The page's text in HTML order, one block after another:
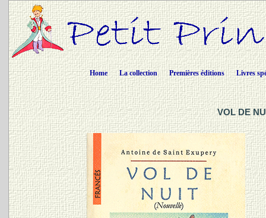
Home La collection Premières éditions Livres
VOL DE